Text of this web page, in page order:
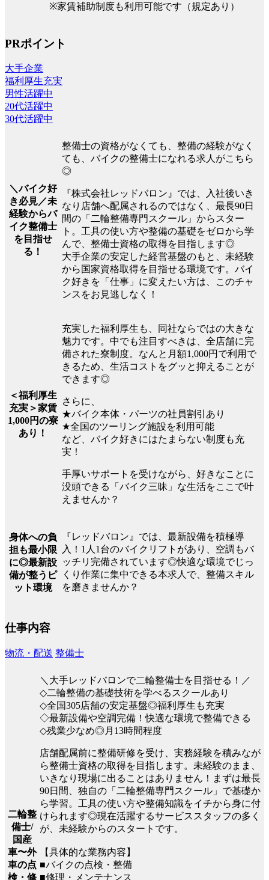
※家賃補助制度も利用可能です（規定あり）
PRポイント
大手企業
福利厚生充実
男性活躍中
20代活躍中
30代活躍中
＼バイク好
き必見／未
経験からバ
イク整備士
を目指せ
る！
整備士の資格がなくても、整備の経験がなく
ても、バイクの整備士になれる求人がこちら
◎
『株式会社レッドバロン』では、入社後いき
なり店舗へ配属されるのではなく、最長90日
間の「二輪整備専門スクール」からスター
ト。工具の使い方や整備の基礎をゼロから学
んで、整備士資格の取得を目指します◎
大手企業の安定した経営基盤のもと、未経験
から国家資格取得を目指せる環境です。バイ
ク好きを「仕事」に変えたい方は、このチャ
ンスをお見逃しなく！
＜福利厚生
充実＞家賃
1,000円の寮
あり！
充実した福利厚生も、同社ならではの大きな
魅力です。中でも注目すべきは、全店舗に完
備された寮制度。なんと月額1,000円で利用で
きるため、生活コストをグッと抑えることが
できます◎
さらに、
★バイク本体・パーツの社員割引あり
★全国のツーリング施設を利用可能
など、バイク好きにはたまらない制度も充
実！
手厚いサポートを受けながら、好きなことに
没頭できる「バイク三昧」な生活をここで叶
えませんか？
身体への負
担も最小限
に◎最新設
備が整うピ
ット環境
『レッドバロン』では、最新設備を積極導
入！1人1台のバイクリフトがあり、空調もバ
ッチリ完備されています◎快適な環境でじっ
くり作業に集中できる本求人で、整備スキル
を磨きませんか？
仕事内容
物流・配送 整備士
二輪整
備士/
国産
車〜外
車の点
検・修
＼大手レッドバロンで二輪整備士を目指せる！／
◇二輪整備の基礎技術を学べるスクールあり
◇全国305店舗の安定基盤◎福利厚生も充実
◇最新設備や空調完備！快適な環境で整備できる
◇残業少なめ◎月13時間程度
店舗配属前に整備研修を受け、実務経験を積みなが
ら整備士資格の取得を目指します。未経験のまま、
いきなり現場に出ることはありません！まずは最長
90日間、独自の「二輪整備専門スクール」で基礎か
ら学習。工具の使い方や整備知識をイチから身に付
けられます◎現在活躍するサービススタッフの多く
が、未経験からのスタートです。
【具体的な業務内容】
■バイクの点検・整備
■修理・メンテナンス